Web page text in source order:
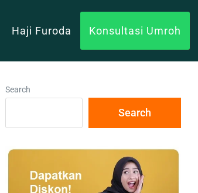
Haji Furoda Konsultasi Umroh
Search
Search